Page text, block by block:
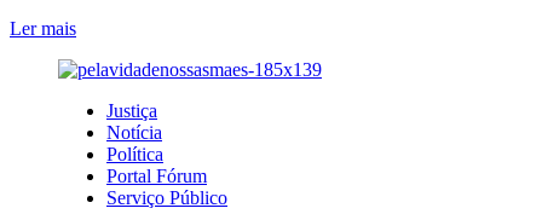
Ler maisLeia
sobre
AUTORIZA
EMPRESAS
A
SUSPENDER
CONTRATO
Justiça
Notícia
Política
Portal Fórum
Serviço Público